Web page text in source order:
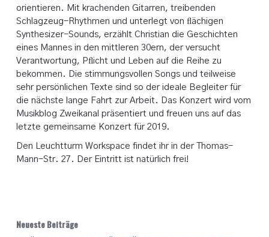
orientieren. Mit krachenden Gitarren, treibenden
Schlagzeug-Rhythmen und unterlegt von ﬂächigen
Synthesizer-Sounds, erzählt Christian die Geschichten
eines Mannes in den mittleren 30ern, der versucht
Verantwortung, Pﬂicht und Leben auf die Reihe zu
bekommen. Die stimmungsvollen Songs und teilweise
sehr persönlichen Texte sind so der ideale Begleiter für
die nächste lange Fahrt zur Arbeit. Das Konzert wird vom
Musikblog Zweikanal präsentiert und freuen uns auf das
letzte gemeinsame Konzert für 2019.
Den Leuchtturm Workspace findet ihr in der Thomas-
Mann-Str. 27. Der Eintritt ist natürlich frei!
Neueste Beiträge